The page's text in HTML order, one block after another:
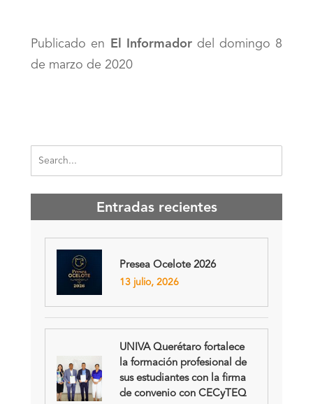
Publicado en El Informador del domingo 8
de marzo de 2020
Entradas recientes
Presea Ocelote 2026
13 julio, 2026
UNIVA Querétaro fortalece
la formación profesional de
sus estudiantes con la firma
de convenio con CECyTEQ